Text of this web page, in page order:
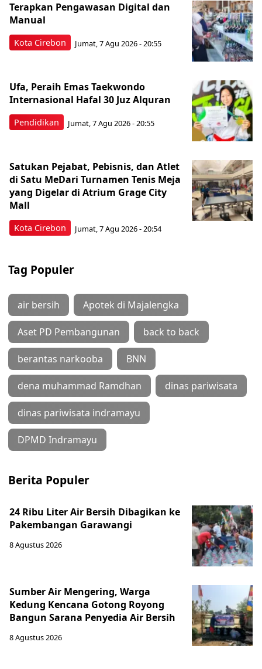
Kota Cirebon
Terapkan Pengawasan Digital dan
Manual
Jumat, 7 Agu 2026 - 20:55
Pendidikan
Ufa, Peraih Emas Taekwondo
Internasional Hafal 30 Juz Alquran
Jumat, 7 Agu 2026 - 20:55
Kota Cirebon
Satukan Pejabat, Pebisnis, dan Atlet
di Satu MeDari Turnamen Tenis Meja
yang Digelar di Atrium Grage City
Mall
Jumat, 7 Agu 2026 - 20:54
Tag Populer
air bersih Apotek di Majalengka
Aset PD Pembangunan back to back
berantas narkooba BNN
dena muhammad Ramdhan dinas pariwisata
dinas pariwisata indramayu
DPMD Indramayu
Berita Populer
24 Ribu Liter Air Bersih Dibagikan ke
Pakembangan Garawangi
8 Agustus 2026
Sumber Air Mengering, Warga
Kedung Kencana Gotong Royong
Bangun Sarana Penyedia Air Bersih
8 Agustus 2026